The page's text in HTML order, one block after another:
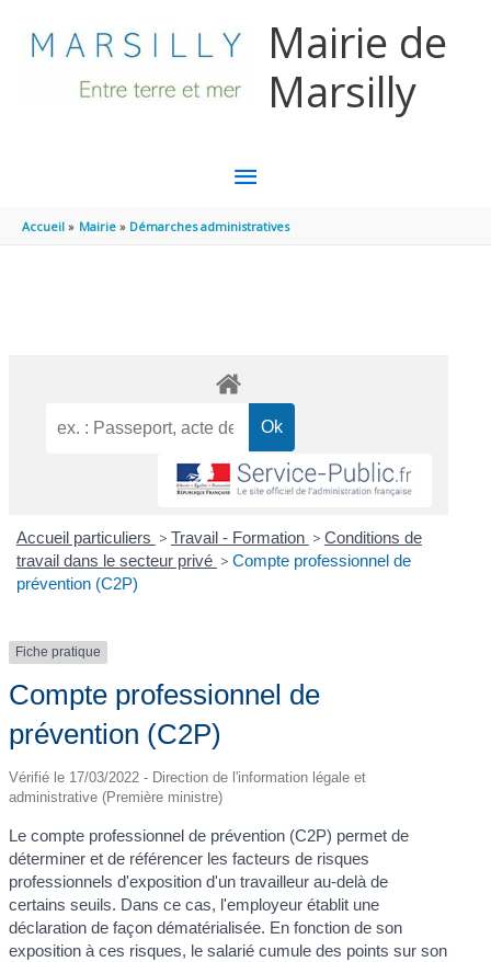
Mairie de
Marsilly
MENU
PRINCIPAL
Accueil Mairie Démarches administratives
Accueil particuliers > Travail - Formation > Conditions de
travail dans le secteur privé > Compte professionnel de
prévention (C2P)
Fiche pratique
Compte professionnel de
prévention (C2P)
Vérifié le 17/03/2022 - Direction de l'information légale et
administrative (Première ministre)
Le compte professionnel de prévention (C2P) permet de
déterminer et de référencer les facteurs de risques
professionnels d'exposition d'un travailleur au-delà de
certains seuils. Dans ce cas, l'employeur établit une
déclaration de façon dématérialisée. En fonction de son
exposition à ces risques, le salarié cumule des points sur son